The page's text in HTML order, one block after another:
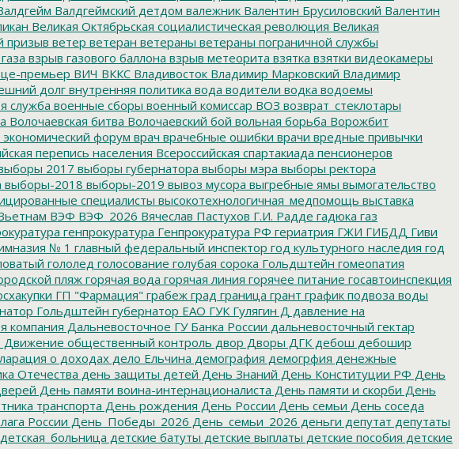
Валдгеймский детдом валежник Валентин Брусиловский Валентин
Великая Октябрьская социалистическая революция Великая
призыв ветер ветеран ветераны ветераны пограничной службы
взрыв газового баллона взрыв метеорита взятка взятки видеокамеры
премьер ВИЧ ВККС Владивосток Владимир Марковский Владимир
долг внутренняя политика вода водители водка водоемы
служба военные сборы военный комиссар ВОЗ возврат_стеклотары
Волочаевская битва Волочаевский бой вольная борьба Ворожбит
форум врач врачебные ошибки врачи вредные привычки
перепись населения Всероссийская спартакиада пенсионеров
2017 выборы губернатора выборы мэра выборы ректора
выборы-2018 выборы-2019 вывоз мусора выгребные ямы вымогательство
специалисты высокотехнологичная_медпомощь выставка
ВЭФ ВЭФ_2026 Вячеслав Пастухов Г.И. Радде гадюка газ
генпрокуратура Генпрокуратура РФ гериатрия ГЖИ ГИБДД Гиви
№ 1 главный федеральный инспектор год культурного наследия год
гололед голосование голубая сорока Гольдштейн гомеопатия
пляж горячая вода горячая линия горячее питание госавтоинспекция
ГП "Фармация" грабеж град граница грант график подвоза воды
Гольдштейн губернатор ЕАО ГУК Гулягин Д давление на
компания Дальневосточное ГУ Банка России дальневосточный гектар
Движение общественный контроль двор Дворы ДГК дебош дебошир
о доходах дело Ельчина демография демогрфия денежные
Отечества день защиты детей День Знаний День Конституции РФ День
День памяти воина-интернационалиста День памяти и скорби День
транспорта День рождения День России День семьи День соседа
России День_Победы_2026 День_семьи_2026 деньги депутат депутаты
детская_больница детские батуты детские выплаты детские пособия детские